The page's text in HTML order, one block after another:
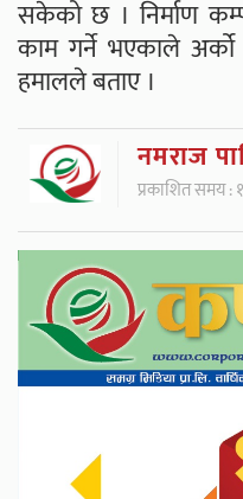
सकेको छ । निर्माण
काम गर्ने भएकाले
हमालले बताए ।
नमराज
प्रकाशित समय :